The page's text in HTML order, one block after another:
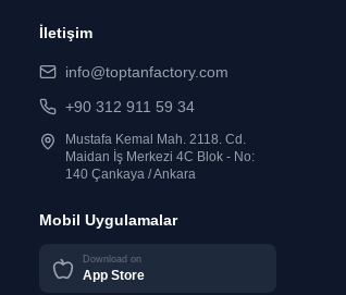
İletişim
info@toptanfactory.com
+90 312 911 59 34
Mustafa Kemal Mah. 2118. Cd.
Maidan İş Merkezi 4C Blok - No:
140 Çankaya / Ankara
Mobil Uygulamalar
Download on
App Store